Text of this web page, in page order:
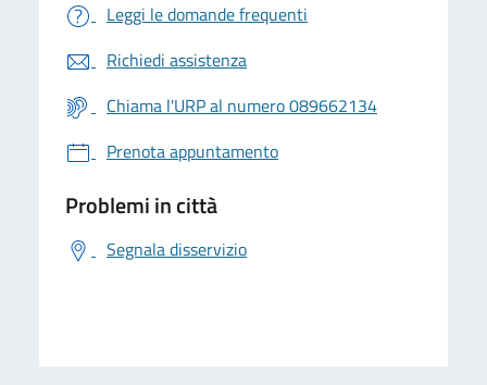
Leggi le domande frequenti
Richiedi assistenza
Chiama l'URP al numero 089662134
Prenota appuntamento
Problemi in città
Segnala disservizio